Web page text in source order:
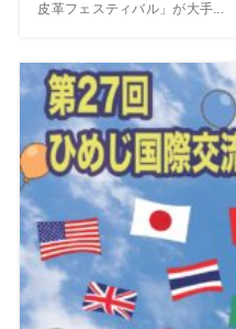
皮革フェスティバル」が大手...